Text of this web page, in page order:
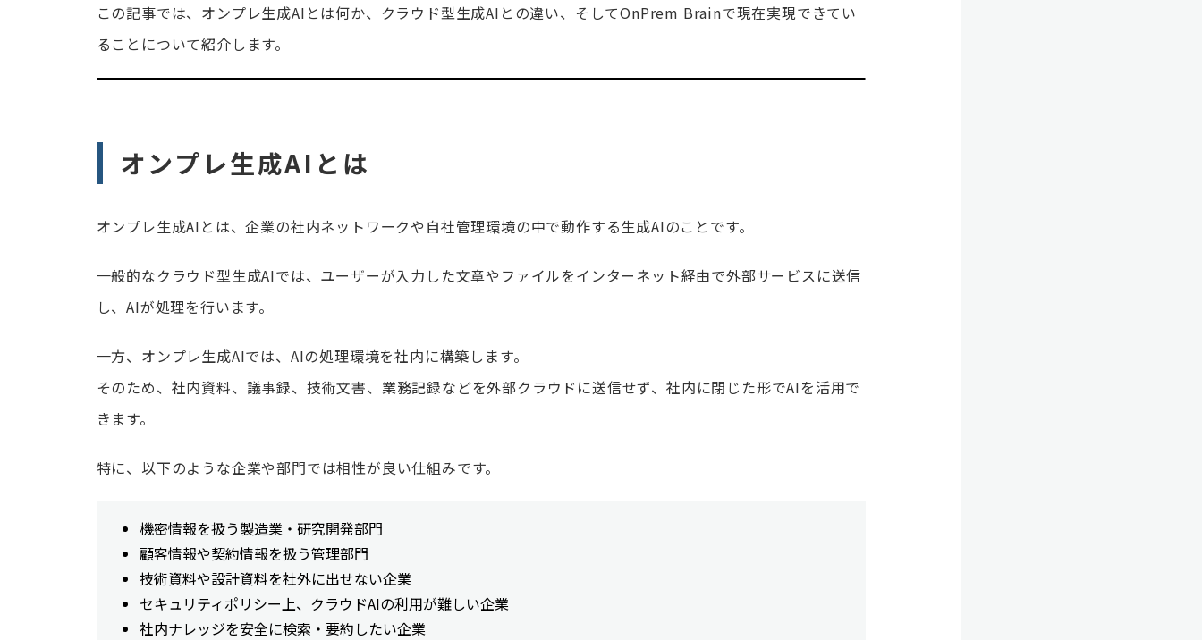
この記事では、オンプレ生成AIとは何か、クラウド型生成AIとの違い、そしてOnPrem Brainで現在実現できてい
ることについて紹介します。
オンプレ生成AIとは
オンプレ生成AIとは、企業の社内ネットワークや自社管理環境の中で動作する生成AIのことです。
一般的なクラウド型生成AIでは、ユーザーが入力した文章やファイルをインターネット経由で外部サービスに送信
し、AIが処理を行います。
一方、オンプレ生成AIでは、AIの処理環境を社内に構築します。
そのため、社内資料、議事録、技術文書、業務記録などを外部クラウドに送信せず、社内に閉じた形でAIを活用で
きます。
特に、以下のような企業や部門では相性が良い仕組みです。
機密情報を扱う製造業・研究開発部門
顧客情報や契約情報を扱う管理部門
技術資料や設計資料を社外に出せない企業
セキュリティポリシー上、クラウドAIの利用が難しい企業
社内ナレッジを安全に検索・要約したい企業